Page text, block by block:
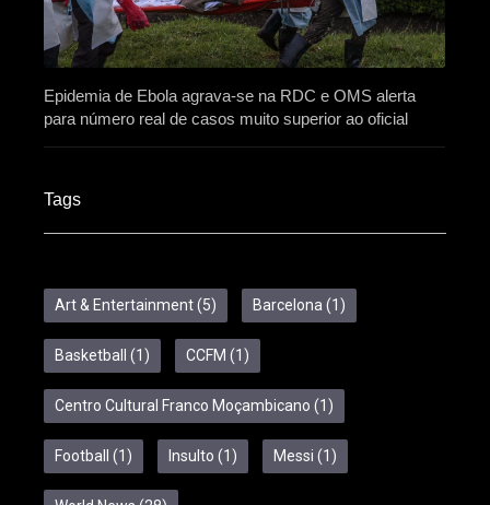
Epidemia de Ebola agrava-se na RDC e OMS alerta
para número real de casos muito superior ao oficial
Tags
Art & Entertainment(5) Barcelona (1)
Basketball (1) CCFM (1)
Centro Cultural Franco Moçambicano (1)
Football (1) Insulto (1) Messi (1)